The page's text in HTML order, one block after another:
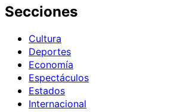
Secciones
Cultura
Deportes
Economía
Espectáculos
Estados
Internacional